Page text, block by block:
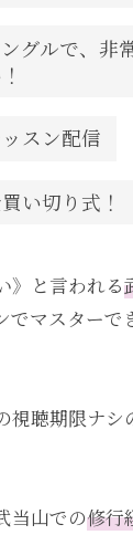
グルで、非
スン配信
い切り式！
》と言われる
でマスターで
視聴期限ナ
当山での修行